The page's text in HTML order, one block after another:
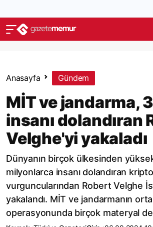
Anasayfa Gündem
MİT ve jandarma,
insanı dolandıran
Velghe'yi yakaladı
Dünyanın birçok ülkesinden
milyonlarca insanı dolandıran
vurguncularından Robert Velghe
yakalandı. MİT ve jandarmanın
operasyonunda birçok materyal